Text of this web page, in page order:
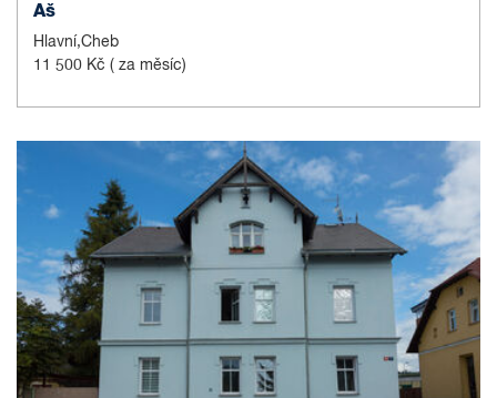
Aš
Hlavní,Cheb
11 500 Kč ( za měsíc)